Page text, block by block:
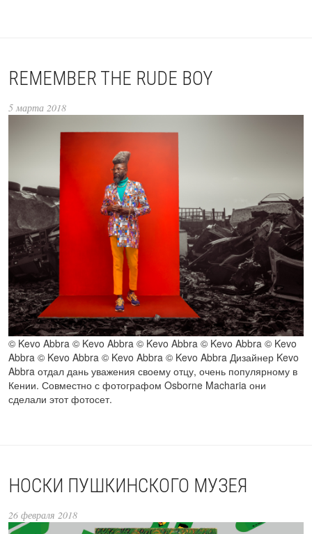
REMEMBER THE RUDE BOY
5 марта 2018
© Kevo Abbra © Kevo Abbra © Kevo Abbra © Kevo Abbra © Kevo
Abbra © Kevo Abbra © Kevo Abbra © Kevo Abbra Дизайнер Kevo
Abbra отдал дань уважения своему отцу, очень популярному в
Кении. Совместно с фотографом Osborne Macharia они
сделали этот фотосет.
НОСКИ ПУШКИНСКОГО МУЗЕЯ
26 февраля 2018